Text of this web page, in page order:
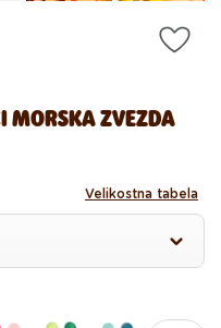
MORSKA ZVEZDA
Velikostna tabela